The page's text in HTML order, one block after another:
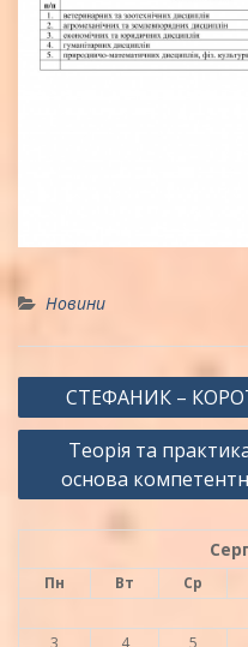
Новини
Навігація
записів
СТЕФАНИК –
Теорія та
основа
Пн Вт Ср
3
4 5